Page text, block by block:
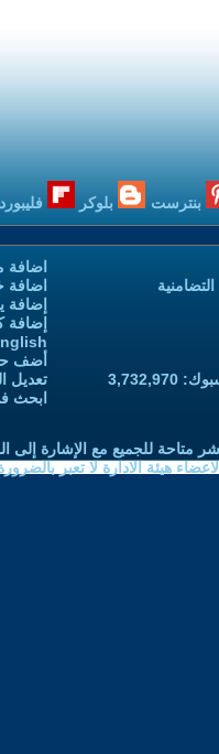
بنترست بلوكر فليبورد
اضافة
اضافة
إضافة
إضافة
أضف
تعديل
ابحث
متاحة للجميع مع الإشارة إلى
هيئة الادارة لا تعبر